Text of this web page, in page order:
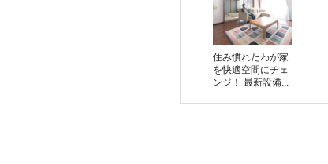
住み慣れたわが家
を快適空間にチェ
ンジ！ 最新設備...